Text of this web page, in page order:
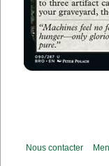
Nous contacter